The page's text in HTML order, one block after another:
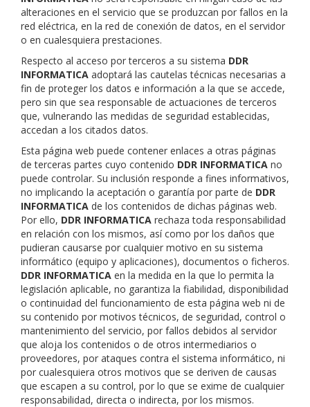
alteraciones en el servicio que se produzcan por fallos en la
red eléctrica, en la red de conexión de datos, en el servidor
o en cualesquiera prestaciones.
Respecto al acceso por terceros a su sistema DDR
INFORMATICA adoptará las cautelas técnicas necesarias a
fin de proteger los datos e información a la que se accede,
pero sin que sea responsable de actuaciones de terceros
que, vulnerando las medidas de seguridad establecidas,
accedan a los citados datos.
Esta página web puede contener enlaces a otras páginas
de terceras partes cuyo contenido DDR INFORMATICA no
puede controlar. Su inclusión responde a fines informativos,
no implicando la aceptación o garantía por parte de DDR
INFORMATICA de los contenidos de dichas páginas web.
Por ello, DDR INFORMATICA rechaza toda responsabilidad
en relación con los mismos, así como por los daños que
pudieran causarse por cualquier motivo en su sistema
informático (equipo y aplicaciones), documentos o ficheros.
DDR INFORMATICA en la medida en la que lo permita la
legislación aplicable, no garantiza la fiabilidad, disponibilidad
o continuidad del funcionamiento de esta página web ni de
su contenido por motivos técnicos, de seguridad, control o
mantenimiento del servicio, por fallos debidos al servidor
que aloja los contenidos o de otros intermediarios o
proveedores, por ataques contra el sistema informático, ni
por cualesquiera otros motivos que se deriven de causas
que escapen a su control, por lo que se exime de cualquier
responsabilidad, directa o indirecta, por los mismos.